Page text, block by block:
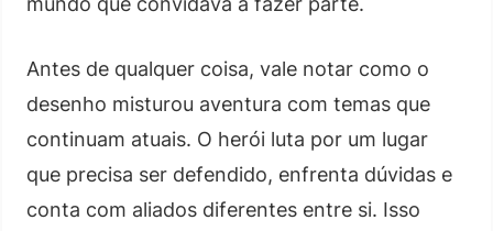
Antes de qualquer coisa, vale notar como o
desenho misturou aventura com temas que
continuam atuais. O herói luta por um lugar
que precisa ser defendido, enfrenta dúvidas e
conta com aliados diferentes entre si. Isso